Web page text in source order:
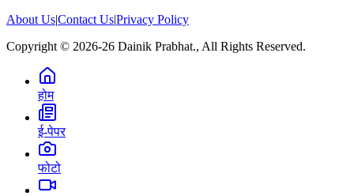
About Us|Contact Us|Privacy Policy
Copyright © 2026-26 Dainik Prabhat., All Rights Reserved.
होम
ई-पेपर
फोटो